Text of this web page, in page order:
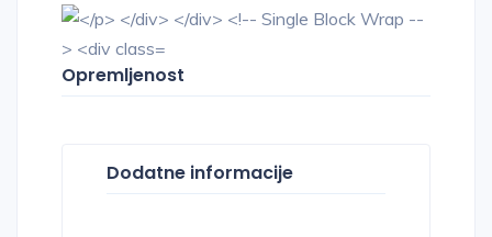
Opremljenost
Dodatne informacije